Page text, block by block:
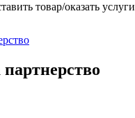
товар/оказать услуги